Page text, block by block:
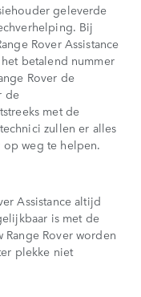
geleverde
Bij
Rover Assistance
betalend nummer
Rover de
de
met de
zullen er alles
weg te helpen.
Assistance altijd
is met de
Rover worden
plekke niet